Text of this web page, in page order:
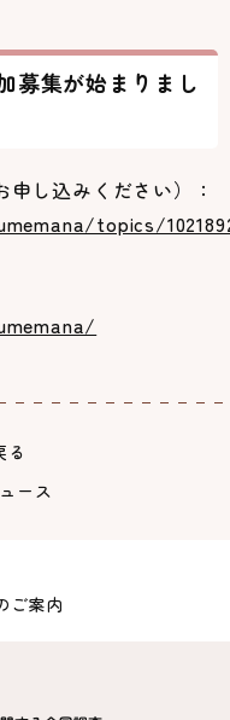
募集が始まりまし
し込みください）：
topics/
ース
る
ご案内